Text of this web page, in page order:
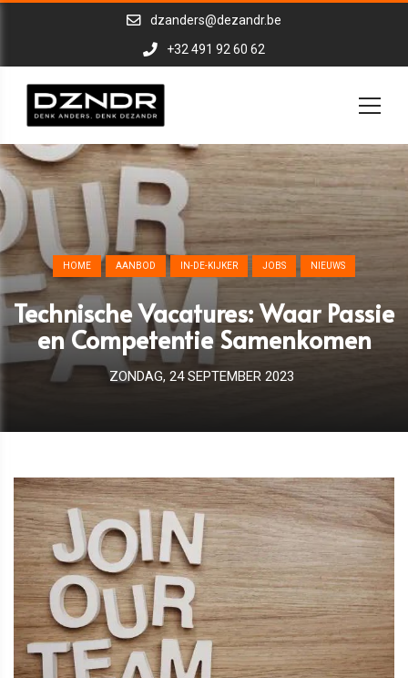
dzanders@dezandr.be
+32 491 92 60 62
HOME AANBOD IN-DE-KIJKER JOBS NIEUWS
Technische Vacatures: Waar Passie
en Competentie Samenkomen
ZONDAG, 24 SEPTEMBER 2023